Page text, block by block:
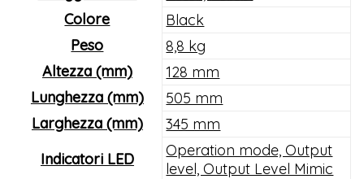
Colore
Black
Peso
8,8 kg
Altezza (mm)
128 mm
Lunghezza (mm)
505 mm
Larghezza (mm)
345 mm
Indicatori LED
Operation mode, Output
level, Output Level Mimic